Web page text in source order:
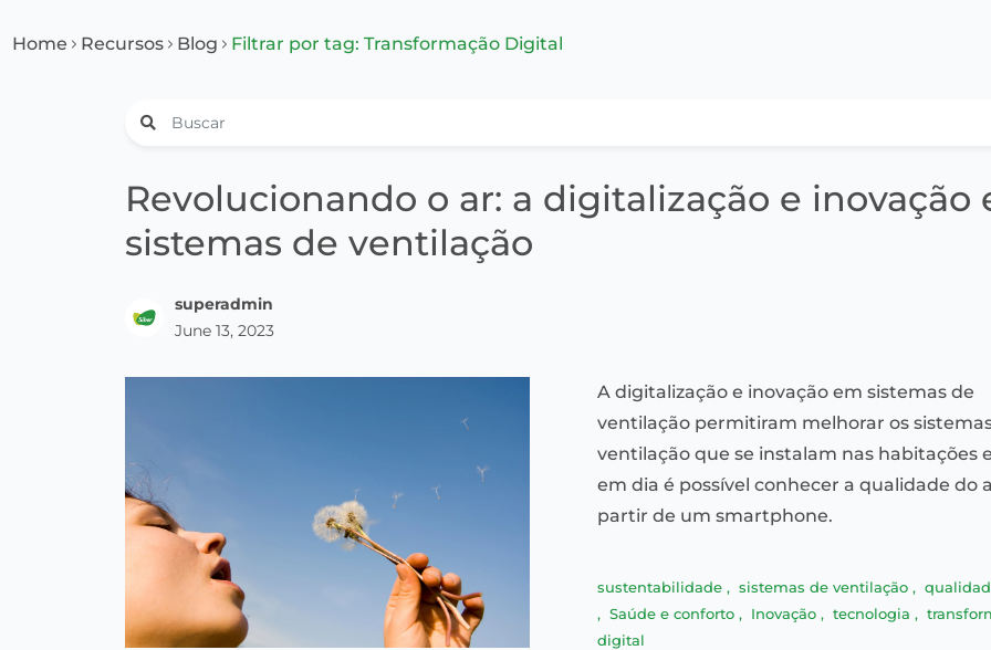
Home Recursos Blog Filtrar por tag: Transformação Digital
Revolucionando o ar: a digitalização e inovação
sistemas de ventilação
superadmin
June 13, 2023
A digitalização e inovação em sistemas de
ventilação permitiram melhorar os
ventilação que se instalam nas habitações
em dia é possível conhecer a qualidade do
partir de um smartphone.
sustentabilidade , sistemas de ventilação ,
, Saúde e conforto , Inovação , tecnologia ,
digital